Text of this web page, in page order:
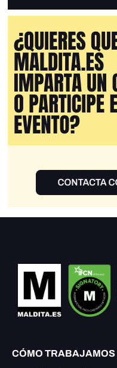
CÓMO TRABAJAMOS